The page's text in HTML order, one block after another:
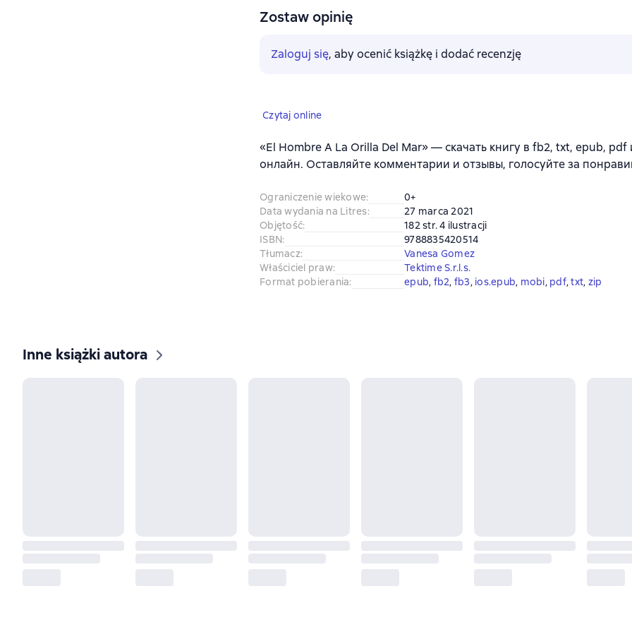
Zostaw opinię
Zaloguj się, aby ocenić książkę i dodać recenzję
Czytaj online
«El Hombre A La Orilla Del Mar» — скачать книгу в fb2, txt, epub, pdf
онлайн. Оставляйте комментарии и отзывы, голосуйте за
Ograniczenie wiekowe:
0+
Data wydania na Litres:
27 marca 2021
Objętość:
182 str. 4 ilustracji
ISBN:
9788835420514
Tłumacz:
Vanesa Gomez
Właściciel praw:
Tektime S.r.l.s.
Format pobierania: epub, fb2, fb3, ios.epub, mobi, pdf, txt, zip
Inne książki autora